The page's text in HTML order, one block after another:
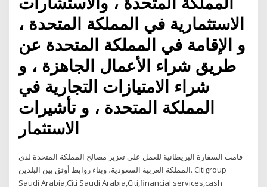
الاستثمارية في المملكة المتحدة ،
و الإقامة في المملكة المتحدة عن
طريق شراء الأعمال الجاهزة ، و
شراء الامتيازات التجارية في
المملكة المتحدة ، و تأشيرات
الاستثمار
قامت السفارة البريطانية للعمل على تعزيز مصالح المملكة المتحدة لدى
المملكة العربية السعودية، وبناء روابط أوثق بين البلدين. Citigroup
Saudi Arabia,Citi Saudi Arabia,Citi,financial services,cash